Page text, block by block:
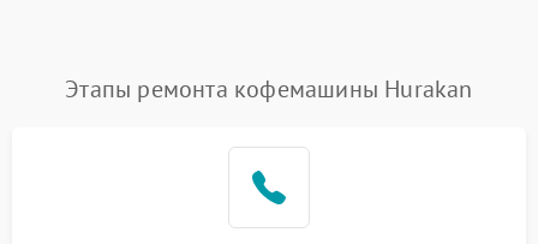
Этапы ремонта кофемашины Hurakan